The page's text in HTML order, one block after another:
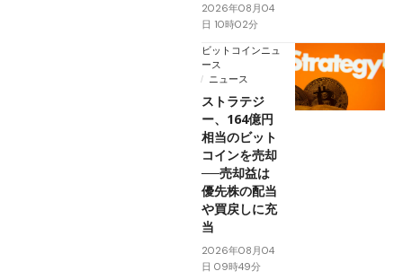
2026年08月04
日 10時02分
ビットコインニュ
ース
ニュース
ストラテジ
ー、164億円
相当のビット
コインを売却
──売却益は
優先株の配当
や買戻しに充
当
2026年08月04
日 09時49分